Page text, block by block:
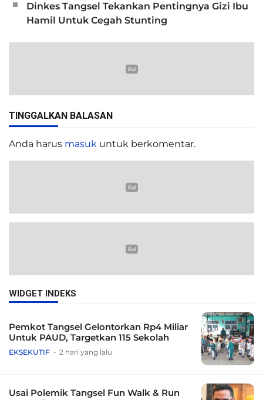
Dinkes Tangsel Tekankan Pentingnya Gizi Ibu
Hamil Untuk Cegah Stunting
TINGGALKAN BALASAN
Anda harus masuk untuk berkomentar.
WIDGET INDEKS
Pemkot Tangsel Gelontorkan Rp4 Miliar
Untuk PAUD, Targetkan 115 Sekolah
EKSEKUTIF 2 hari yang lalu
Usai Polemik Tangsel Fun Walk & Run